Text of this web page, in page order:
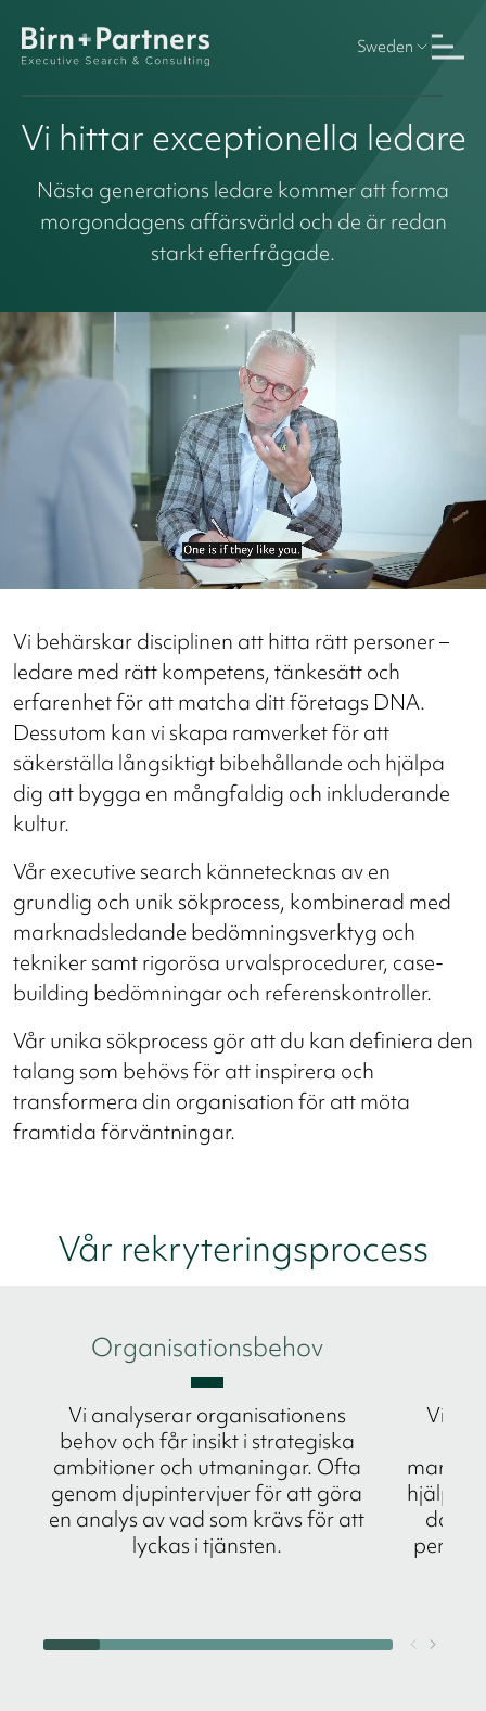
Sweden
Vi hittar exceptionella ledare
Nästa generations ledare kommer att forma
morgondagens affärsvärld och de är redan
starkt efterfrågade.
Vi behärskar disciplinen att hitta rätt personer –
ledare med rätt kompetens, tänkesätt och
erfarenhet för att matcha ditt företags DNA.
Dessutom kan vi skapa ramverket för att
säkerställa långsiktigt bibehållande och hjälpa
dig att bygga en mångfaldig och inkluderande
kultur.
Vår executive search kännetecknas av en
grundlig och unik sökprocess, kombinerad med
marknadsledande bedömningsverktyg och
tekniker samt rigorösa urvalsprocedurer, case-
building bedömningar och referenskontroller.
Vår unika sökprocess gör att du kan definiera den
talang som behövs för att inspirera och
transformera din organisation för att möta
framtida förväntningar.
Vår rekryteringsprocess
Organisationsbehov
Vi analyserar organisationens
behov och får insikt i strategiska
ambitioner och utmaningar. Ofta
genom djupintervjuer för att göra
en analys av vad som krävs för att
lyckas i tjänsten.
Vi
hjälp